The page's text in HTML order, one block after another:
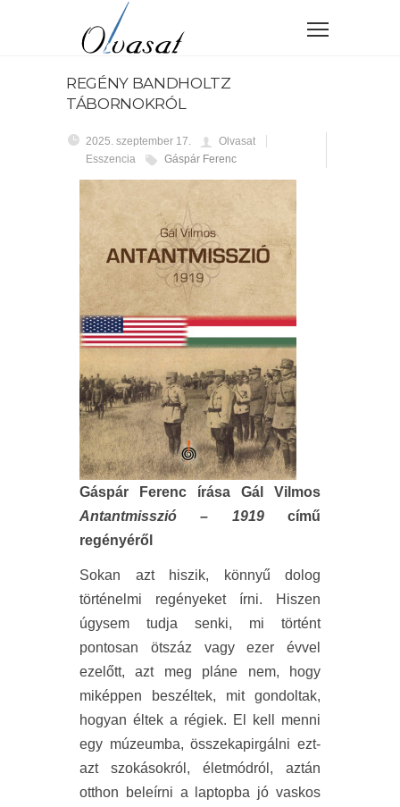
REGÉNY BANDHOLTZ
TÁBORNOKRÓL
2025. szeptember 17.
Olvasat
Esszencia
Gáspár Ferenc
Gáspár Ferenc írása Gál Vilmos
Antantmisszió
– 1919
című
regényéről
Sokan azt hiszik, könnyű dolog
történelmi regényeket írni. Hiszen
úgysem tudja senki, mi történt
pontosan ötszáz vagy ezer évvel
ezelőtt, azt meg pláne nem, hogy
miképpen beszéltek, mit gondoltak,
hogyan éltek a régiek. El kell menni
egy múzeumba, összekapirgálni ezt-
azt szokásokról, életmódról, aztán
otthon beleírni a laptopba jó vaskos